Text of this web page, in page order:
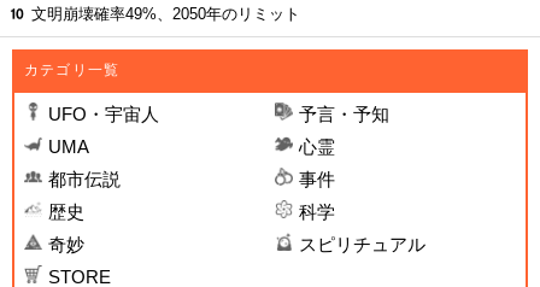
文明崩壊確率49%、2050年のリミット
カテゴリ一覧
UFO・宇宙人
予言・予知
UMA
心霊
都市伝説
事件
歴史
科学
奇妙
スピリチュアル
STORE